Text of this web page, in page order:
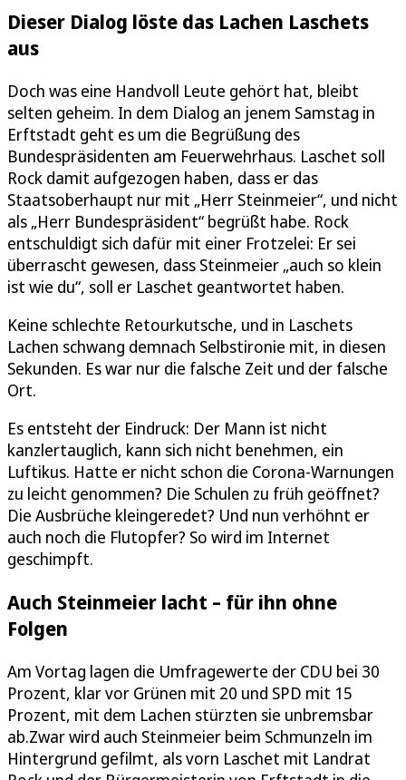
Dieser Dialog löste das Lachen Laschets
aus
Doch was eine Handvoll Leute gehört hat, bleibt
selten geheim. In dem Dialog an jenem Samstag in
Erftstadt geht es um die Begrüßung des
Bundespräsidenten am Feuerwehrhaus. Laschet soll
Rock damit aufgezogen haben, dass er das
Staatsoberhaupt nur mit „Herr Steinmeier“, und nicht
als „Herr Bundespräsident“ begrüßt habe. Rock
entschuldigt sich dafür mit einer Frotzelei: Er sei
überrascht gewesen, dass Steinmeier „auch so klein
ist wie du“, soll er Laschet geantwortet haben.
Keine schlechte Retourkutsche, und in Laschets
Lachen schwang demnach Selbstironie mit, in diesen
Sekunden. Es war nur die falsche Zeit und der falsche
Ort.
Es entsteht der Eindruck: Der Mann ist nicht
kanzlertauglich, kann sich nicht benehmen, ein
Luftikus. Hatte er nicht schon die Corona-Warnungen
zu leicht genommen? Die Schulen zu früh geöffnet?
Die Ausbrüche kleingeredet? Und nun verhöhnt er
auch noch die Flutopfer? So wird im Internet
geschimpft.
Auch Steinmeier lacht – für ihn ohne
Folgen
Am Vortag lagen die Umfragewerte der CDU bei 30
Prozent, klar vor Grünen mit 20 und SPD mit 15
Prozent, mit dem Lachen stürzten sie unbremsbar
ab.Zwar wird auch Steinmeier beim Schmunzeln im
Hintergrund gefilmt, als vorn Laschet mit Landrat